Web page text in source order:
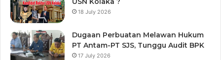
18 July 2026
Dugaan Perbuatan Melawan Hukum
PT Antam-PT SJS, Tunggu Audit BPK
17 July 2026